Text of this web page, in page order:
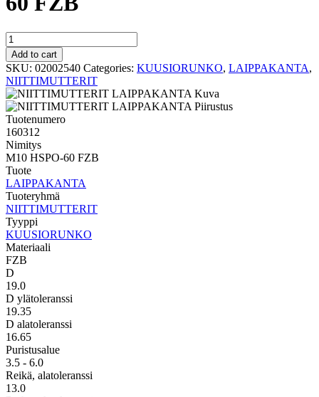
KUUSIORUNKO
LAIPPAKANTA
M10
HSPO-
60
FZB
quantity
Add to cart
SKU: 02002540 Categories: KUUSIORUNKO, LAIPPAKANTA,
NIITTIMUTTERIT
Tuotenumero
160312
Nimitys
M10 HSPO-60 FZB
Tuote
LAIPPAKANTA
Tuoteryhmä
NIITTIMUTTERIT
Tyyppi
KUUSIORUNKO
Materiaali
FZB
D
19.0
D ylätoleranssi
19.35
D alatoleranssi
16.65
Puristusalue
3.5 - 6.0
Reikä, alatoleranssi
13.0